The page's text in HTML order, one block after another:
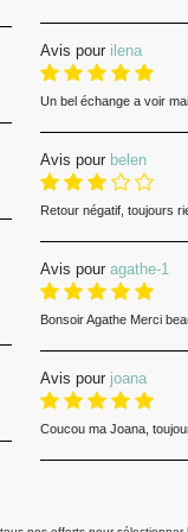
Avis pour ilena
Un bel échange a voir
Avis pour belen
Retour négatif, toujours
Avis pour agathe-1
Bonsoir Agathe Merci
Avis pour joana
Coucou ma Joana,